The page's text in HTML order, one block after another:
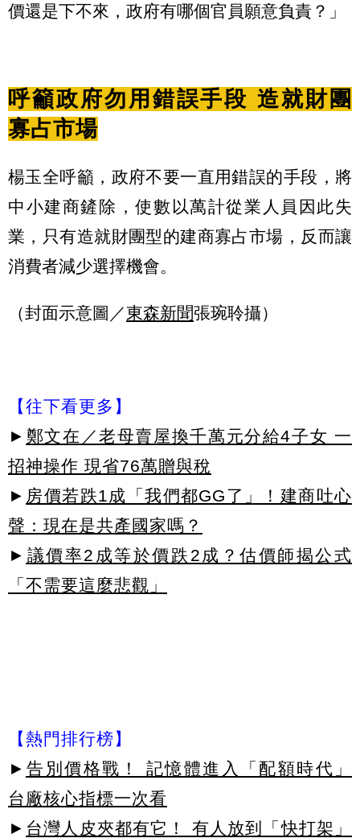
價還是下不來，政府有哪個官員願意負責？」
呼籲政府勿用錯誤手段 造就財團
寡占市場
楊玉全呼籲，政府不要一直用錯誤的手段，將
中小建商鏟除，使數以萬計從業人員因此失
業，只有造就財團型的建商寡占市場，反而讓
消費者減少選擇機會。
（封面示意圖／東森新聞張琬聆攝）
【往下看更多】
► 鄭文在／老母賣屋換千萬元分給4子女 一
招神操作 現省76萬贈與稅
► 房價若跌1成「我們都GG了」！建商吐心
聲：現在是共產國家嗎？
► 議價率2成等於價跌2成？估價師揭公式
「不需要這麼悲觀」
【熱門排行榜】
► 告別價格戰！ 記憶體進入「配額時代」
台廠核心指標一次看
► 台灣人皮夾都有它！ 有人放到「快打架」